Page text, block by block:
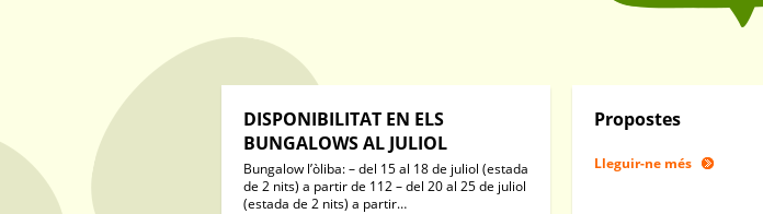
DISPONIBILITAT EN ELS
BUNGALOWS AL JULIOL
Bungalow l’òliba: – del 15 al 18 de juliol (estada
de 2 nits) a partir de 112 – del 20 al 25 de juliol
(estada de 2 nits) a partir…
Propostes
Lleguir-ne més